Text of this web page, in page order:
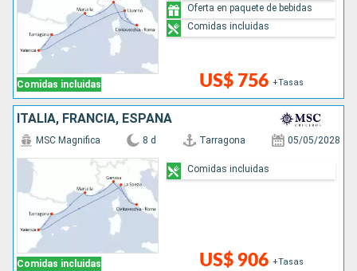
Comidas incluidas US$ 756 +Tasas
Oferta en paquete de bebidas
Comidas incluidas
ITALIA, FRANCIA, ESPAÑA
Comidas incluidas
MSC Magnifica 8 d Tarragona 05/05/2028
US$ 906 +Tasas
Comidas incluidas